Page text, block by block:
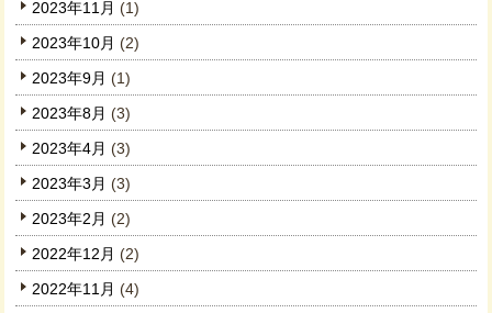
2023年11月 (1)
2023年10月 (2)
2023年9月 (1)
2023年8月 (3)
2023年4月 (3)
2023年3月 (3)
2023年2月 (2)
2022年12月 (2)
2022年11月 (4)